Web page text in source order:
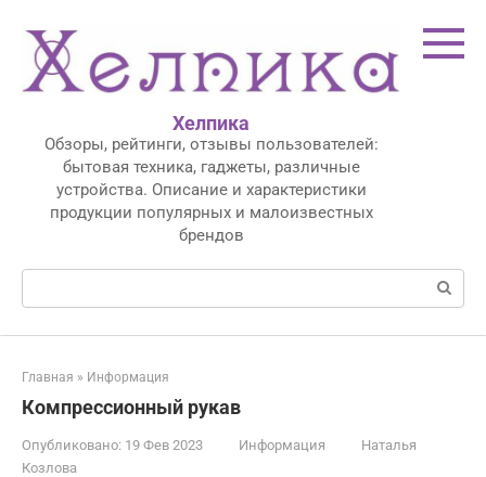
контенту
Хелпика
Обзоры, рейтинги, отзывы пользователей:
бытовая техника, гаджеты, различные
устройства. Описание и характеристики
продукции популярных и малоизвестных
брендов
Поиск:
Главная » Информация
Компрессионный рукав
Опубликовано: 19 Фев 2023 Информация
Наталья
Козлова